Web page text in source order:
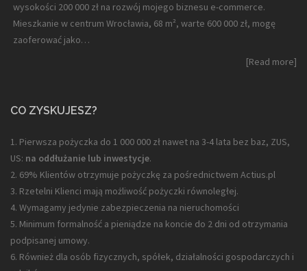
wysokości 200 000 zł na rozwój mojego biznesu e-commerce.
Mieszkanie w centrum Wrocławia, 68 m², warte 600 000 zł, mogę
zaoferować jako…
[Read more]
CO ZYSKUJESZ?
1. Pierwsza pożyczka do 1 000 000 zł nawet na 3-4 lata bez baz, ZUS,
US: na oddłużanie lub inwestycje.
2. 69% Klientów otrzymuje pożyczkę za pośrednictwem Actius.pl
3. Rzetelni Klienci mają możliwość pożyczki równoległej.
4. Wymagamy jedynie zabezpieczenia na nieruchomości
5. Minimum formalność a pieniądze na koncie do 2 dni od otrzymania
podpisanej umowy.
6. Również dla osób fizycznych, spółek, działalności gospodarczych i